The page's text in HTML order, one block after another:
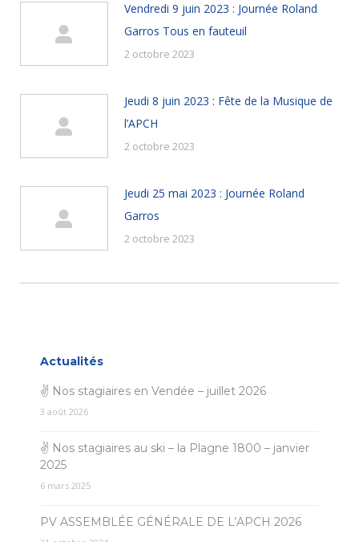
Vendredi 9 juin 2023 : Journée Roland
Garros Tous en fauteuil
2 octobre 2023
Jeudi 8 juin 2023 : Fête de la Musique de
l’APCH
2 octobre 2023
Jeudi 25 mai 2023 : Journée Roland
Garros
2 octobre 2023
Actualités
✌ Nos stagiaires en Vendée – juillet 2026
3 août 2026
✌ Nos stagiaires au ski – la Plagne 1800 – janvier
2025
6 mars 2025
PV ASSEMBLÉE GÉNÉRALE DE L’APCH 2026